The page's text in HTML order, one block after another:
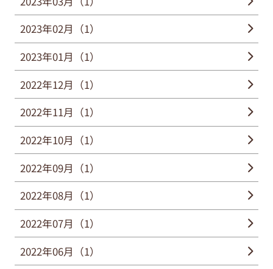
2023年02月（1）
2023年01月（1）
2022年12月（1）
2022年11月（1）
2022年10月（1）
2022年09月（1）
2022年08月（1）
2022年07月（1）
2022年06月（1）